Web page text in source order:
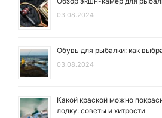
03.08.2024
Обувь для рыбалки: как
03.08.2024
Какой краской можно
лодку: советы и хитрости